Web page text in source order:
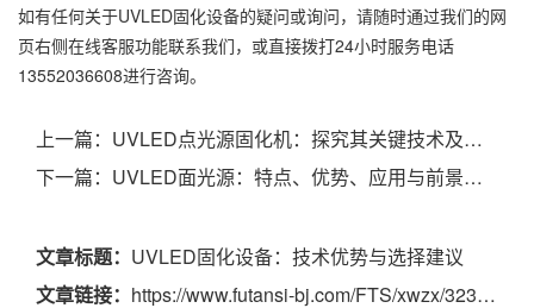
如有任何关于UVLED固化设备的疑问或询问，请随时通过我们的网
页右侧在线客服功能联系我们，或直接拨打24小时服务电话
13552036608进行咨询。
上一篇： UVLED点光源固化机：探究其关键技术及特性
下一篇： UVLED面光源：特点、优势、应用与前景展望
文章标题： UVLED固化设备：技术优势与选择建议
文章链接： https://www.futansi-bj.com/FTS/xwzx/323.html